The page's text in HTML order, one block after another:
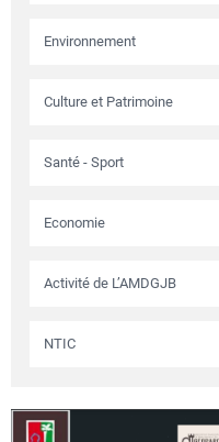
Environnement
Culture et Patrimoine
Santé - Sport
Economie
Activité de L’AMDGJB
NTIC